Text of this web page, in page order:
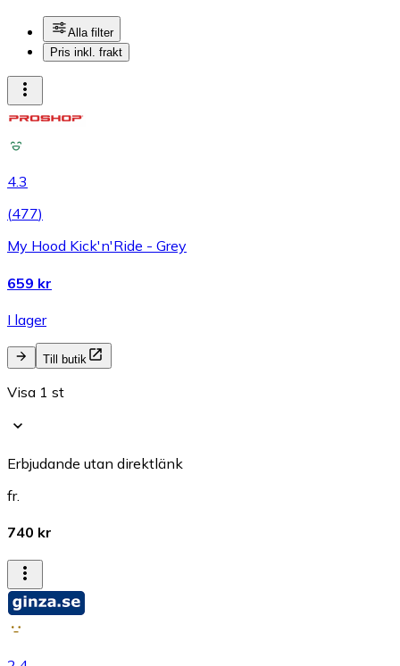
Alla filter
Pris inkl. frakt
4.3
(477)
My Hood Kick'n'Ride - Grey
659 kr
I lager
Till butik
Visa 1 st
Erbjudande utan direktlänk
fr.
740 kr